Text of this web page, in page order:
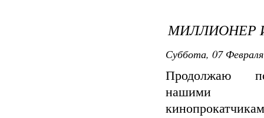
МИЛЛИОНЕР
Суббота, 07
Продолжаю
нашими